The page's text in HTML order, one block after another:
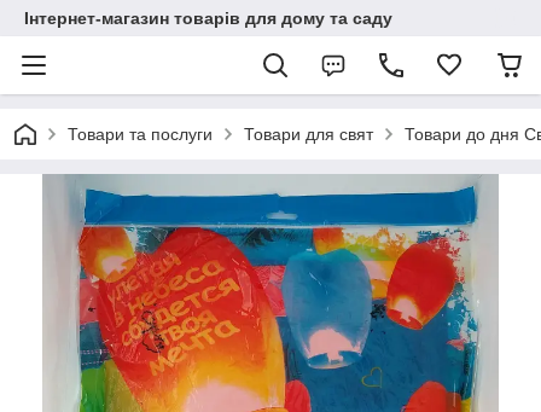
Інтернет-магазин товарів для дому та саду
Товари та послуги Товари для свят Товари до дня